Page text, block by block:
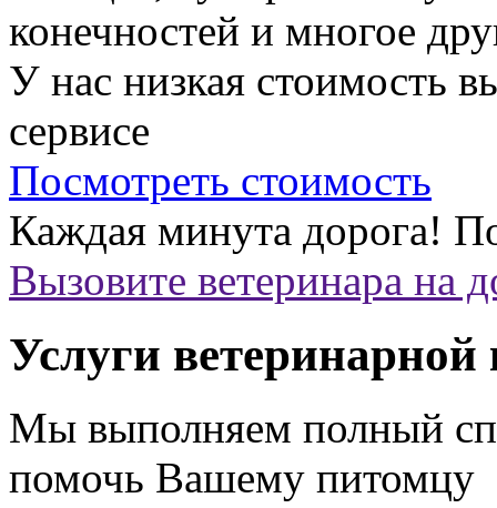
конечностей и многое
У нас низкая стоимость
сервисе
Посмотреть стоимость
Каждая минута дорога!
Вызовите ветеринара на
Услуги
Мы выполняем полный
помочь Вашему питомцу